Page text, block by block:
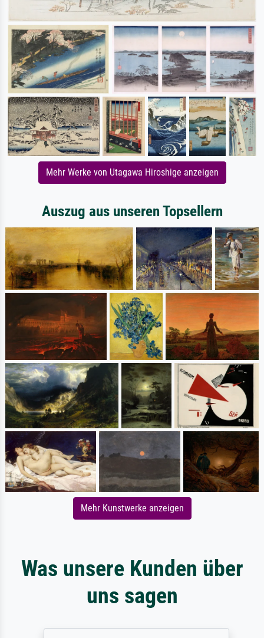
Mehr Werke von Utagawa Hiroshige anzeigen
Auszug aus unseren Topsellern
Mehr Kunstwerke anzeigen
Was unsere Kunden über
uns sagen